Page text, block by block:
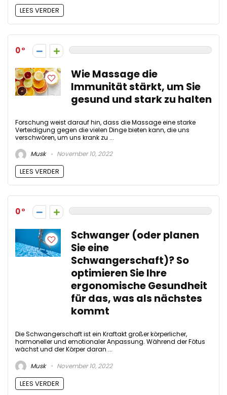
LEES VERDER
0
Wie Massage die
Immunität stärkt, um Sie
gesund und stark zu halten
Forschung weist darauf hin, dass die Massage eine starke
Verteidigung gegen die vielen Dinge bieten kann, die uns
verschwören, um uns krank zu ...
Musk
November 10, 2022
LEES VERDER
0
Schwanger (oder planen
Sie eine
Schwangerschaft)? So
optimieren Sie Ihre
ergonomische Gesundheit
für das, was als nächstes
kommt
Die Schwangerschaft ist ein Kraftakt großer körperlicher,
hormoneller und emotionaler Anpassung. Während der Fötus
wächst und der Körper daran ...
Musk
November 10, 2022
LEES VERDER